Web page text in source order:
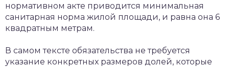
нормативном акте приводится минимальная
санитарная норма жилой площади, и равна она 6
квадратным метрам.
В самом тексте обязательства не требуется
указание конкретных размеров долей, которые